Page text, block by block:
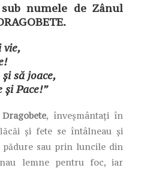
numele de Zânul
vie,
să joace,
şi Pace!”
, înveșmântați în
și fete se întâlneau şi
sau prin luncile din
lemne pentru foc, iar